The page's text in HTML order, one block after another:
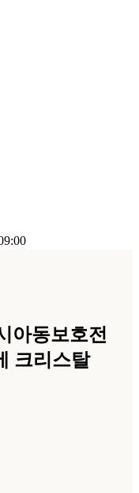
아동보호전
크리스탈